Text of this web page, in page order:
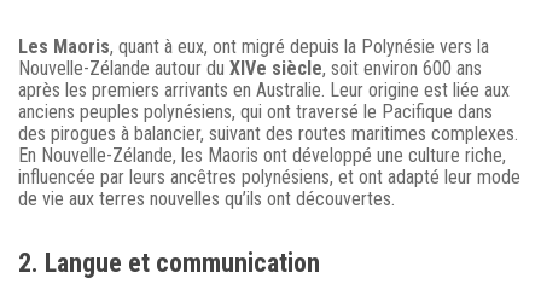
Les Maoris, quant à eux, ont migré depuis la Polynésie vers la
Nouvelle-Zélande autour du XIVe siècle, soit environ 600 ans
après les premiers arrivants en Australie. Leur origine est liée aux
anciens peuples polynésiens, qui ont traversé le Pacifique dans
des pirogues à balancier, suivant des routes maritimes complexes.
En Nouvelle-Zélande, les Maoris ont développé une culture riche,
influencée par leurs ancêtres polynésiens, et ont adapté leur mode
de vie aux terres nouvelles qu’ils ont découvertes.
2. Langue et communication